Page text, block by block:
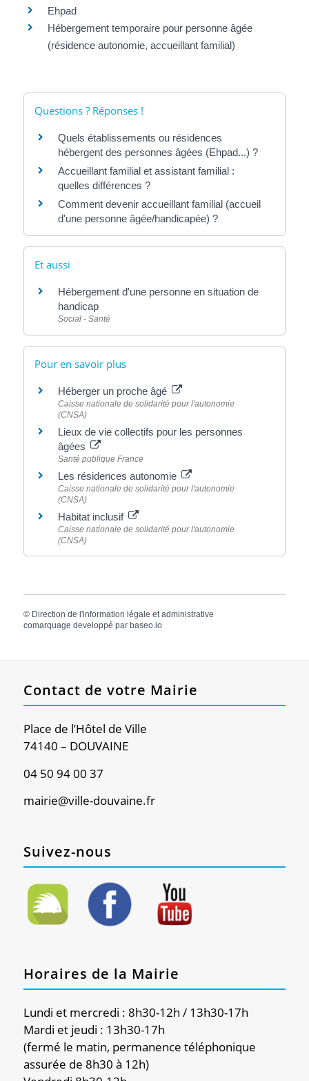
Ehpad
Hébergement temporaire pour personne âgée
(résidence autonomie, accueillant familial)
Questions ? Réponses !
Quels établissements ou résidences
hébergent des personnes âgées (Ehpad...) ?
Accueillant familial et assistant familial :
quelles différences ?
Comment devenir accueillant familial (accueil
d'une personne âgée/handicapée) ?
Et aussi
Hébergement d'une personne en situation de
handicap
Social - Santé
Pour en savoir plus
Héberger un proche âgé
Caisse nationale de solidarité pour l'autonomie
(CNSA)
Lieux de vie collectifs pour les personnes
âgées
Santé publique France
Les résidences autonomie
Caisse nationale de solidarité pour l'autonomie
(CNSA)
Habitat inclusif
Caisse nationale de solidarité pour l'autonomie
(CNSA)
© Direction de l'information légale et administrative
comarquage developpé par baseo.io
Contact de votre Mairie
Place de l’Hôtel de Ville
74140 – DOUVAINE
04 50 94 00 37
mairie@ville-douvaine.fr
Suivez-nous
Horaires de la Mairie
Lundi et mercredi : 8h30-12h / 13h30-17h
Mardi et jeudi : 13h30-17h
(fermé le matin, permanence téléphonique
assurée de 8h30 à 12h)